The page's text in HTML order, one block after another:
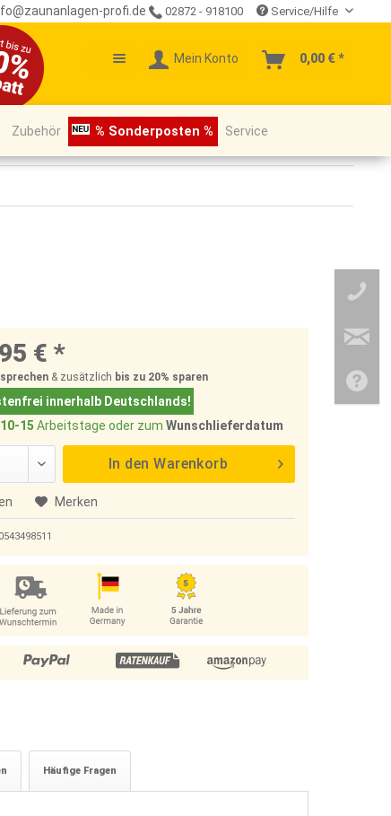
profi.de 02872 - 918100 Service/Hilfe
Mein Konto 0,00 € *
Zubehör % Sonderposten % Service
€ *
& zusätzlich bis zu 20% sparen
innerhalb Deutschlands!
10-15 Arbeitstage oder zumWunschlieferdatum
In den Warenkorb
Merken
Häufige Fragen